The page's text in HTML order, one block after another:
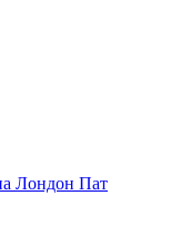
Лондон Пат